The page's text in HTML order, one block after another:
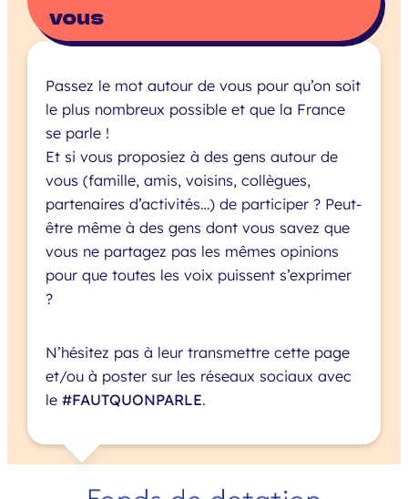
vous
Passez le mot autour de vous pour qu’on soit
le plus nombreux possible et que la France
se parle !
Et si vous proposiez à des gens autour de
vous (famille, amis, voisins, collègues,
partenaires d’activités…) de participer ? Peut-
être même à des gens dont vous savez que
vous ne partagez pas les mêmes opinions
pour que toutes les voix puissent s’exprimer
?
N’hésitez pas à leur transmettre cette page
et/ou à poster sur les réseaux sociaux avec
le#FAUTQUONPARLE.